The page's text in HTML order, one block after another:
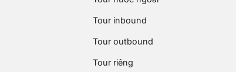
Tour inbound
Tour outbound
Tour riêng